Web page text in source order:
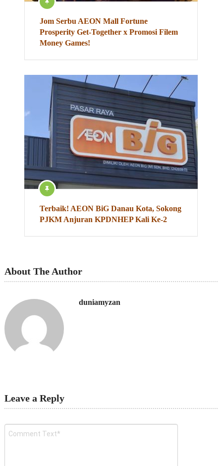
Jom Serbu AEON Mall Fortune
Prosperity Get-Together x Promosi Filem
Money Games!
Terbaik! AEON BiG Danau Kota, Sokong
PJKM Anjuran KPDNHEP Kali Ke-2
About The Author
duniamyzan
Leave a Reply